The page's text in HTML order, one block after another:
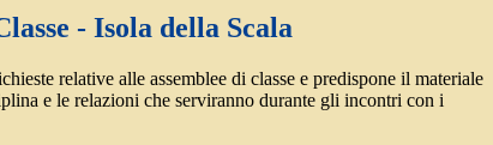
- Isola della Scala
relative alle assemblee di classe e predispone il materiale
e le relazioni che serviranno durante gli incontri con i